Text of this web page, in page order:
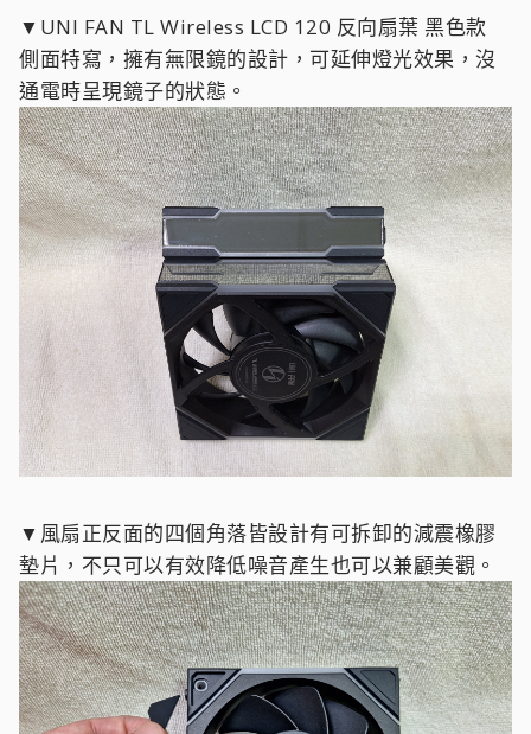
▼UNI FAN TL Wireless LCD 120 反向扇葉 黑色款
側面特寫，擁有無限鏡的設計，可延伸燈光效果，沒
通電時呈現鏡子的狀態。
▼風扇正反面的四個角落皆設計有可拆卸的減震橡膠
墊片，不只可以有效降低噪音產生也可以兼顧美觀。